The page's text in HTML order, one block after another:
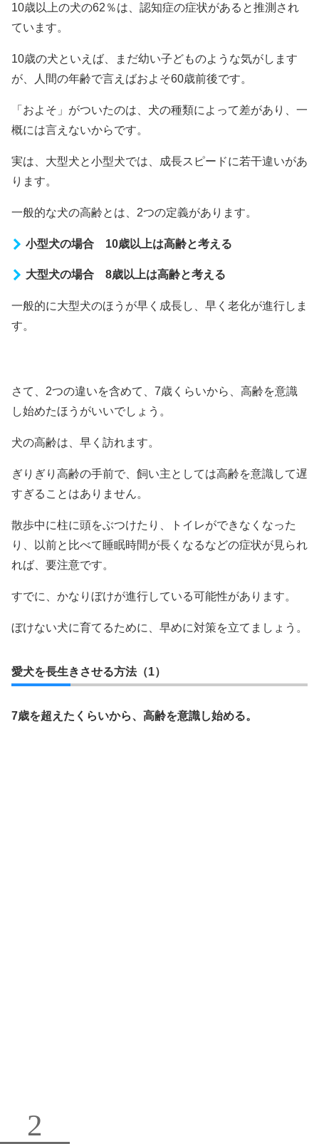
10歳以上の犬の62％は、認知症の症状があると推測され
ています。
10歳の犬といえば、まだ幼い子どものような気がします
が、人間の年齢で言えばおよそ60歳前後です。
「およそ」がついたのは、犬の種類によって差があり、一
概には言えないからです。
実は、大型犬と小型犬では、成長スピードに若干違いがあ
ります。
一般的な犬の高齢とは、2つの定義があります。
小型犬の場合 10歳以上は高齢と考える
大型犬の場合 8歳以上は高齢と考える
一般的に大型犬のほうが早く成長し、早く老化が進行しま
す。
さて、2つの違いを含めて、7歳くらいから、高齢を意識
し始めたほうがいいでしょう。
犬の高齢は、早く訪れます。
ぎりぎり高齢の手前で、飼い主としては高齢を意識して遅
すぎることはありません。
散歩中に柱に頭をぶつけたり、トイレができなくなった
り、以前と比べて睡眠時間が長くなるなどの症状が見られ
れば、要注意です。
すでに、かなりぼけが進行している可能性があります。
ぼけない犬に育てるために、早めに対策を立てましょう。
愛犬を長生きさせる方法（1）
7歳を超えたくらいから、高齢を意識し始める。
2